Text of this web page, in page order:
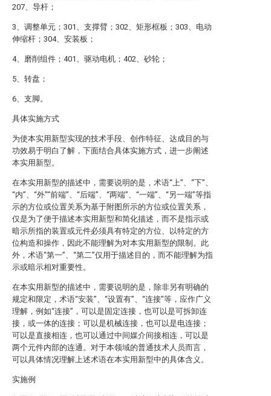
207、导杆；
3、调整单元；301、支撑臂；302、矩形框板；303、电动
伸缩杆；304、安装板；
4、磨削组件；401、驱动电机；402、砂轮；
5、转盘；
6、支脚。
具体实施方式
为使本实用新型实现的技术手段、创作特征、达成目的与
功效易于明白了解，下面结合具体实施方式，进一步阐述
本实用新型。
在本实用新型的描述中，需要说明的是，术语“上”、“下”、
“内”、“外”“前端”、“后端”、“两端”、“一端”、“另一端”等指
示的方位或位置关系为基于附图所示的方位或位置关系，
仅是为了便于描述本实用新型和简化描述，而不是指示或
暗示所指的装置或元件必须具有特定的方位、以特定的方
位构造和操作，因此不能理解为对本实用新型的限制。此
外，术语“第一”、“第二”仅用于描述目的，而不能理解为指
示或暗示相对重要性。
在本实用新型的描述中，需要说明的是，除非另有明确的
规定和限定，术语“安装”、“设置有”、“连接”等，应作广义
理解，例如“连接”，可以是固定连接，也可以是可拆卸连
接，或一体的连接；可以是机械连接，也可以是电连接；
可以是直接相连，也可以通过中间媒介间接相连，可以是
两个元件内部的连通。对于本领域的普通技术人员而言，
可以具体情况理解上述术语在本实用新型中的具体含义。
实施例